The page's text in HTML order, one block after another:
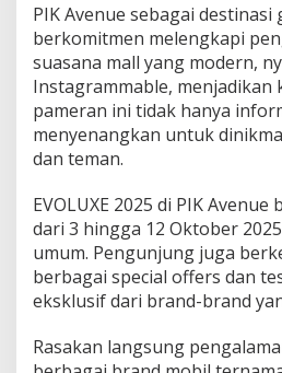
PIK Avenue sebagai destinasi
berkomitmen melengkapi
suasana mall yang modern,
Instagrammable, menjadikan
pameran ini tidak hanya
menyenangkan untuk
dan teman.
EVOLUXE 2025 di PIK
dari 3 hingga 12 Oktober
umum. Pengunjung juga
berbagai special offers dan
eksklusif dari brand-brand
Rasakan langsung